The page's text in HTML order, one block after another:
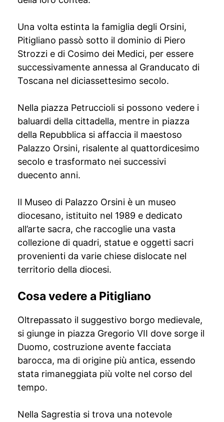
Una volta estinta la famiglia degli Orsini,
Pitigliano passò sotto il dominio di Piero
Strozzi e di Cosimo dei Medici, per essere
successivamente annessa al Granducato di
Toscana nel diciassettesimo secolo.
Nella piazza Petruccioli si possono vedere i
baluardi della cittadella, mentre in piazza
della Repubblica si affaccia il maestoso
Palazzo Orsini, risalente al quattordicesimo
secolo e trasformato nei successivi
duecento anni.
Il Museo di Palazzo Orsini è un museo
diocesano, istituito nel 1989 e dedicato
all’arte sacra, che raccoglie una vasta
collezione di quadri, statue e oggetti sacri
provenienti da varie chiese dislocate nel
territorio della diocesi.
Cosa vedere a Pitigliano
Oltrepassato il suggestivo borgo medievale,
si giunge in piazza Gregorio VII dove sorge il
Duomo, costruzione avente facciata
barocca, ma di origine più antica, essendo
stata rimaneggiata più volte nel corso del
tempo.
Nella Sagrestia si trova una notevole